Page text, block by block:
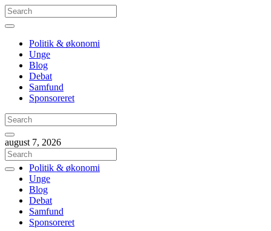
Politik & økonomi
Unge
Blog
Debat
Samfund
Sponsoreret
august 7, 2026
Politik & økonomi
Unge
Blog
Debat
Samfund
Sponsoreret